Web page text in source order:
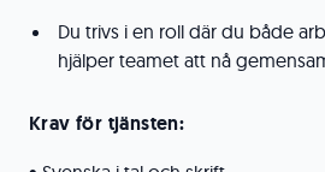
Du trivs i en roll där du både
hjälper teamet att nå
Krav för tjänsten: